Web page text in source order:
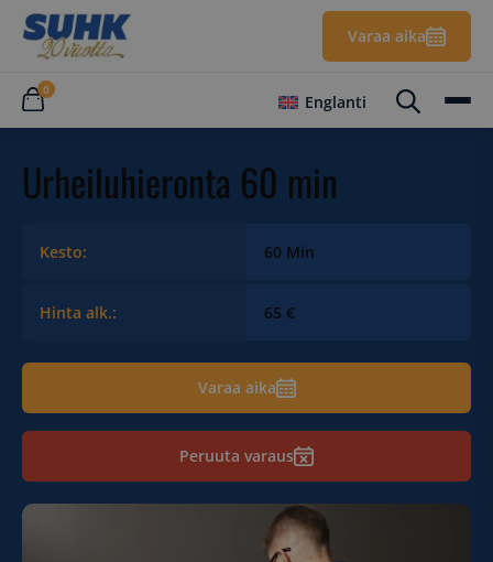
Varaa aika
0
Englanti
Urheiluhieronta 60 min
Kesto: 60 Min
Hinta alk.: 65 €
Varaa aika
Peruuta varaus